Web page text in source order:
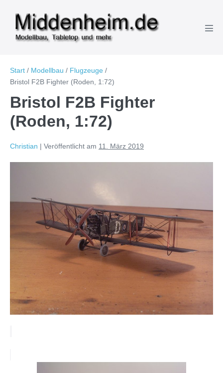
Inhalt
springen
Start / Modellbau / Flugzeuge /
Bristol F2B Fighter (Roden, 1:72)
Bristol F2B Fighter
(Roden, 1:72)
Christian | Veröffentlicht am 11. März 2019